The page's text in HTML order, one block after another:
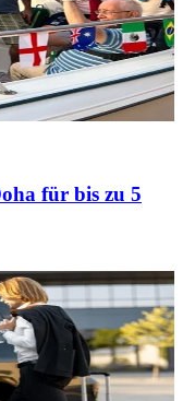
für bis zu 5